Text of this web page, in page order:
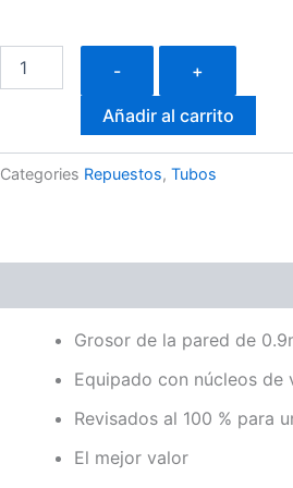
Bontrager
700×28-
32c
Presta
de
- +
Añadir al carrito
Categories Repuestos, Tubos
Grosor de la pared de
Equipado con núcleos de
Revisados al 100 % para
El mejor valor